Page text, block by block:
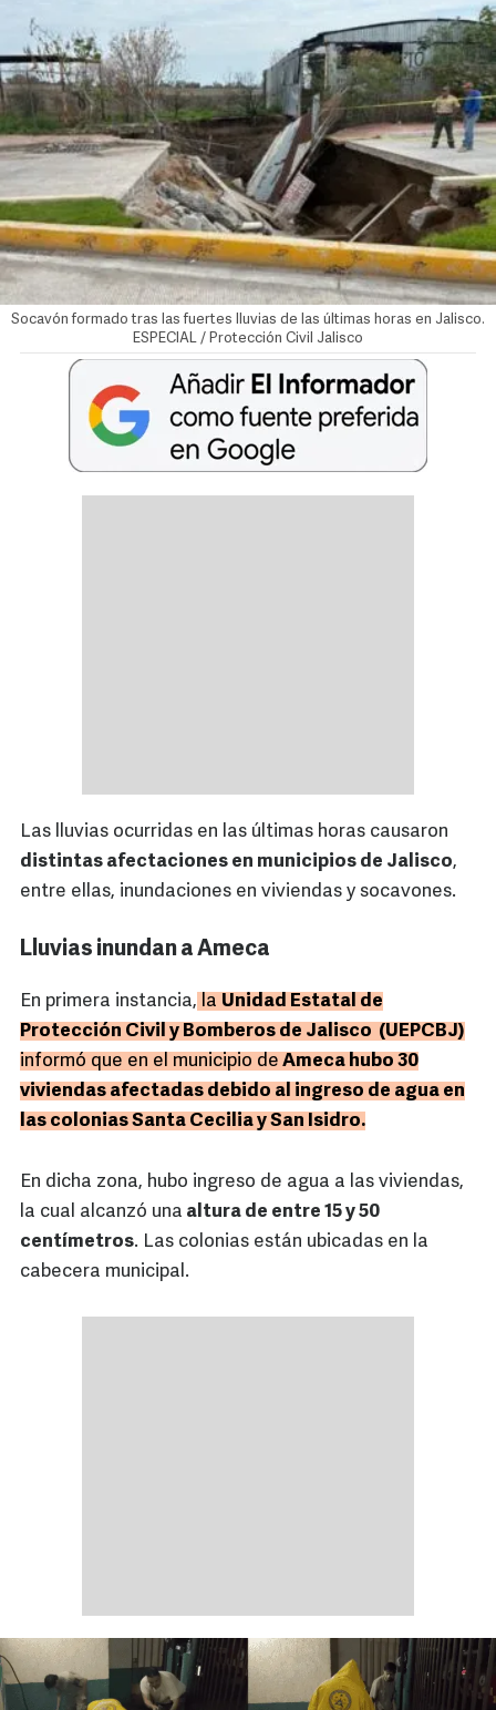
Socavón formado tras las fuertes lluvias de las últimas horas en Jalisco.
ESPECIAL / Protección Civil Jalisco
Las lluvias ocurridas en las últimas horas causaron
distintas afectaciones en municipios de Jalisco,
entre ellas, inundaciones en viviendas y socavones.
Lluvias inundan a Ameca
En primera instancia, la Unidad Estatal de
Protección Civil y Bomberos de Jalisco (UEPCBJ)
informó que en el municipio de Ameca hubo 30
viviendas afectadas debido al ingreso de agua en
las colonias Santa Cecilia y San Isidro.
En dicha zona, hubo ingreso de agua a las viviendas,
la cual alcanzó una altura de entre 15 y 50
centímetros. Las colonias están ubicadas en la
cabecera municipal.